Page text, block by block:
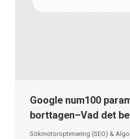
Google num100
borttagen–Vad det
Sökmotoroptimering (SEO) &